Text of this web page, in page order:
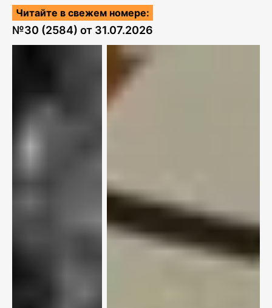
Читайте в свежем номере:
№30 (2584) от 31.07.2026